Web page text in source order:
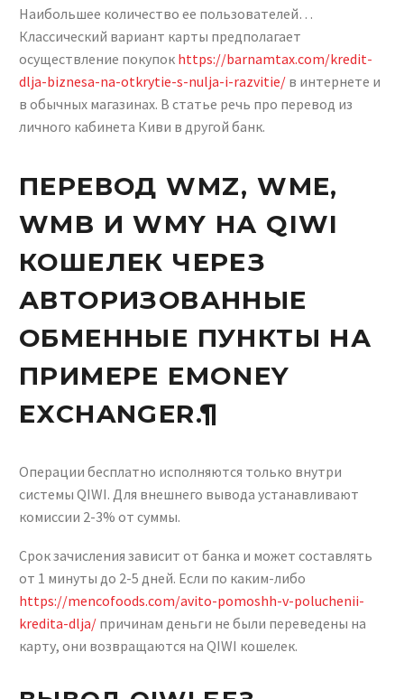
Наибольшее количество ее пользователей…
Классический вариант карты предполагает
осуществление покупок https://barnamtax.com/kredit-
dlja-biznesa-na-otkrytie-s-nulja-i-razvitie/ в интернете и
в обычных магазинах. В статье речь про перевод из
личного кабинета Киви в другой банк.
ПЕРЕВОД WMZ, WME,
WMB И WMY НА QIWI
КОШЕЛЕК ЧЕРЕЗ
АВТОРИЗОВАННЫЕ
ОБМЕННЫЕ ПУНКТЫ НА
ПРИМЕРЕ EMONEY
EXCHANGER.¶
Операции бесплатно исполняются только внутри
системы QIWI. Для внешнего вывода устанавливают
комиссии 2-3% от суммы.
Срок зачисления зависит от банка и может составлять
от 1 минуты до 2-5 дней. Если по каким-либо
https://mencofoods.com/avito-pomoshh-v-poluchenii-
kredita-dlja/ причинам деньги не были переведены на
карту, они возвращаются на QIWI кошелек.